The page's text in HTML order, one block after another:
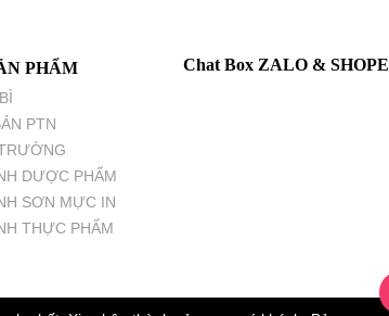
PHẨM
PTN
DƯỢC PHẨM
SƠN MỰC IN
THỰC PHẨM
Chat Box ZALO &